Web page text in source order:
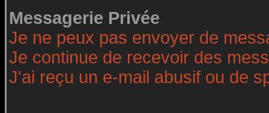
Messagerie Privée
Je ne peux pas envoyer de
Je continue de recevoir des
J'ai reçu un e-mail abusif ou de